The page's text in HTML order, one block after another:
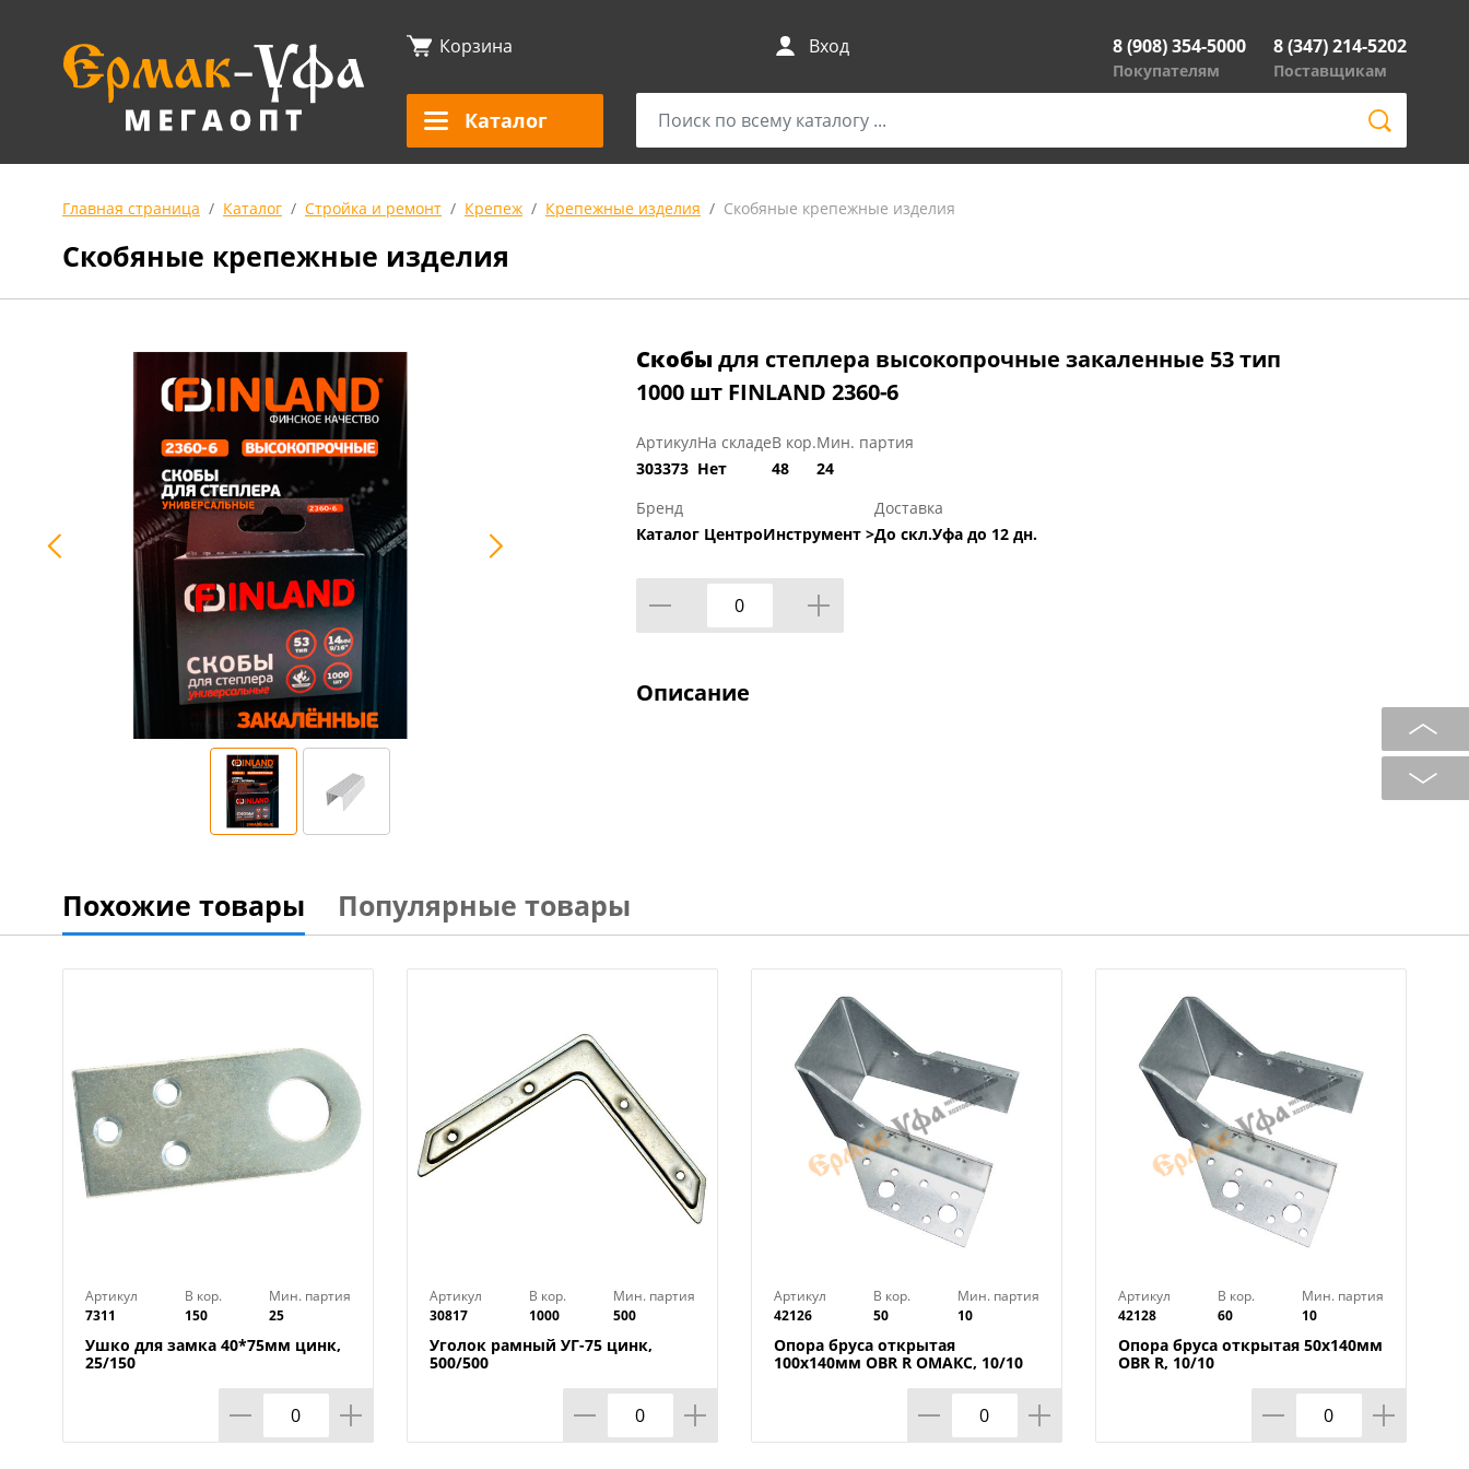
Корзина Вход 8 (908) 354-5000
Покупателям
8 (347) 214-5202
Поставщикам
Каталог
Главная страница Каталог Стройка и ремонт Крепеж Крепежные изделия Скобяные крепежные изделия
Скобяные крепежные изделия
Скобы для степлера высокопрочные закаленные 53 тип
1000 шт FINLAND 2360-6
Артикул
303373
На складе
Нет
В кор.
48
Мин. партия
24
Бренд
Каталог ЦентроИнструмент >
Доставка
До скл.Уфа до 12 дн.
Описание
Похожие товары Популярные товары
Артикул
7311
В кор.
150
Мин. партия
25
Ушко для замка 40*75мм цинк,
25/150
Артикул
30817
В кор.
1000
Мин. партия
500
Уголок рамный УГ-75 цинк,
500/500
Артикул
42126
В кор.
50
Мин. партия
10
Опора бруса открытая
100х140мм OBR R ОМАКС, 10/10
Артикул
42128
В кор.
60
Мин. партия
10
Опора бруса открытая 50х140мм
OBR R, 10/10